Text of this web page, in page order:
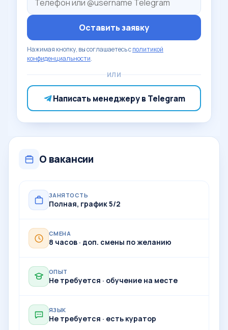
Оставить заявку
Нажимая кнопку, вы соглашаетесь сполитикой
конфиденциальности.
ИЛИ
Написать менеджеру в Telegram
О вакансии
ЗАНЯТОСТЬ
Полная, график 5/2
СМЕНА
8 часов · доп. смены по желанию
ОПЫТ
Не требуется · обучение на месте
ЯЗЫК
Не требуется · есть куратор